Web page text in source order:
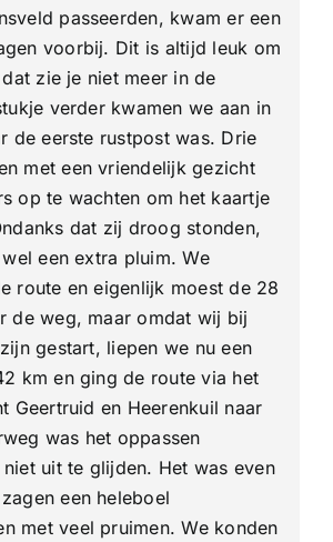
passeerden, kwam er een
voorbij. Dit is altijd leuk om
zie je niet meer in de
verder kwamen we aan in
de eerste rustpost was. Drie
met een vriendelijk gezicht
op te wachten om het kaartje
dat zij droog stonden,
een extra pluim. We
route en eigenlijk moest de 28
de weg, maar omdat wij bij
gestart, liepen we nu een
km en ging de route via het
Geertruid en Heerenkuil naar
was het oppassen
uit te glijden. Het was even
een heleboel
met veel pruimen. We konden